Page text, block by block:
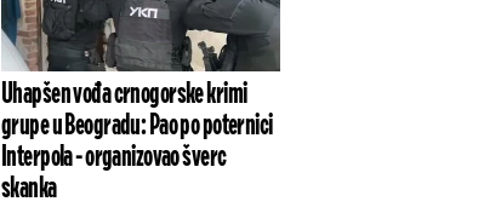
Uhapšen vođa crnogorske krimi
grupe u Beogradu: Pao po poternici
Interpola - organizovao šverc
skanka